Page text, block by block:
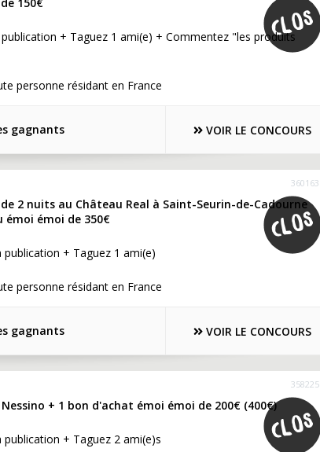
+ Taguez 1 ami(e) + Commentez "les produits
personne résidant en France
gagnants VOIR LE CONCOURS
360163
2 nuits au Château Real à Saint-Seurin-de-Cadourne
émoi émoi de 350€
+ Taguez 1 ami(e)
personne résidant en France
gagnants VOIR LE CONCOURS
358225
+ 1 bon d'achat émoi émoi de 200€ (400€)
+ Taguez 2 ami(e)s